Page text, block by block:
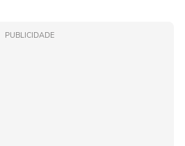
PUBLICIDADE